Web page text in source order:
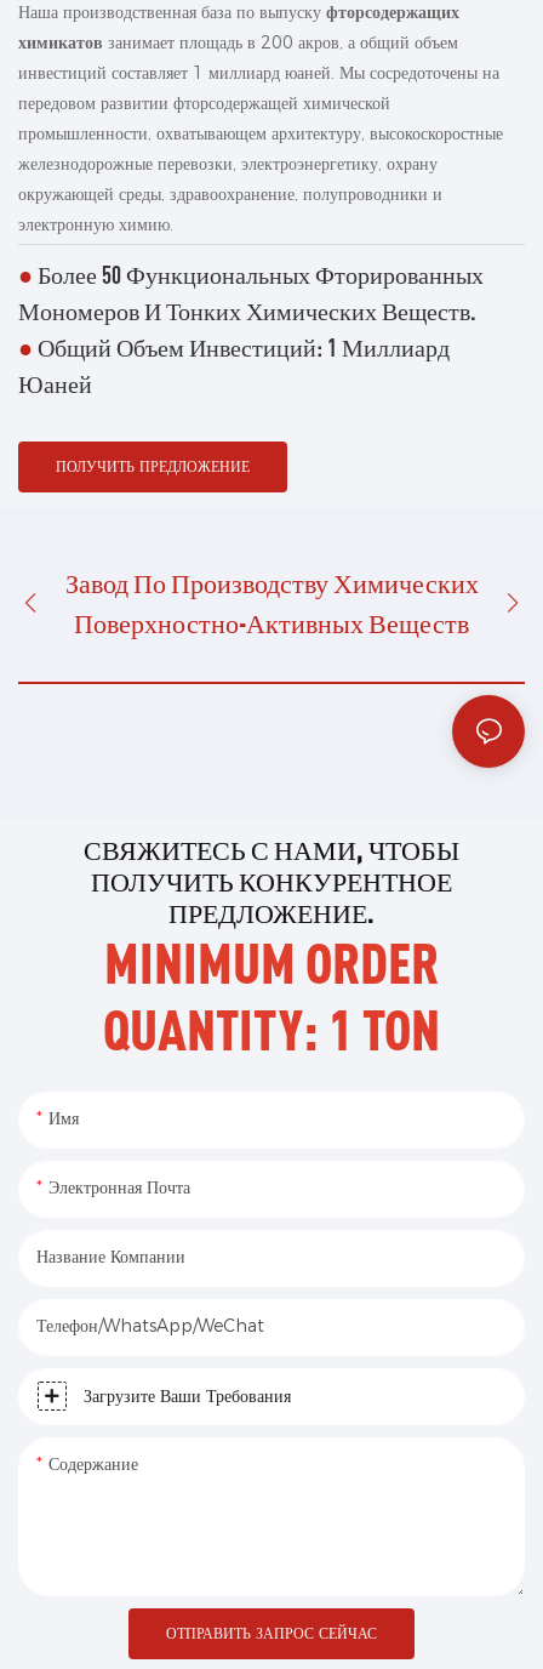
Наша производственная база по выпуску фторсодержащих
химикатов занимает площадь в 200 акров, а общий объем
инвестиций составляет 1 миллиард юаней. Мы сосредоточены на
передовом развитии фторсодержащей химической
промышленности, охватывающем архитектуру, высокоскоростные
железнодорожные перевозки, электроэнергетику, охрану
окружающей среды, здравоохранение, полупроводники и
электронную химию.
● Более 50 Функциональных Фторированных
Мономеров И Тонких Химических Веществ.
● Общий Объем Инвестиций: 1 Миллиард
Юаней
ПОЛУЧИТЬ ПРЕДЛОЖЕНИЕ
Завод По Производству Химических
Поверхностно-Активных Веществ
СВЯЖИТЕСЬ С НАМИ, ЧТОБЫ
ПОЛУЧИТЬ КОНКУРЕНТНОЕ
ПРЕДЛОЖЕНИЕ.
MINIMUM ORDER
QUANTITY: 1 TON
Имя
Электронная Почта
Название Компании
Телефон/WhatsApp/WeChat
Загрузите Ваши Требования
Содержание
ОТПРАВИТЬ ЗАПРОС СЕЙЧАС